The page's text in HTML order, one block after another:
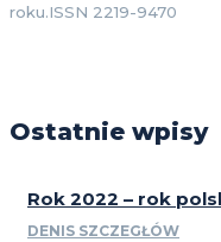
roku.ISSN 2219-9470
Ostatnie wpisy
Rok 2022 – rok
DENIS SZCZEGŁÓW